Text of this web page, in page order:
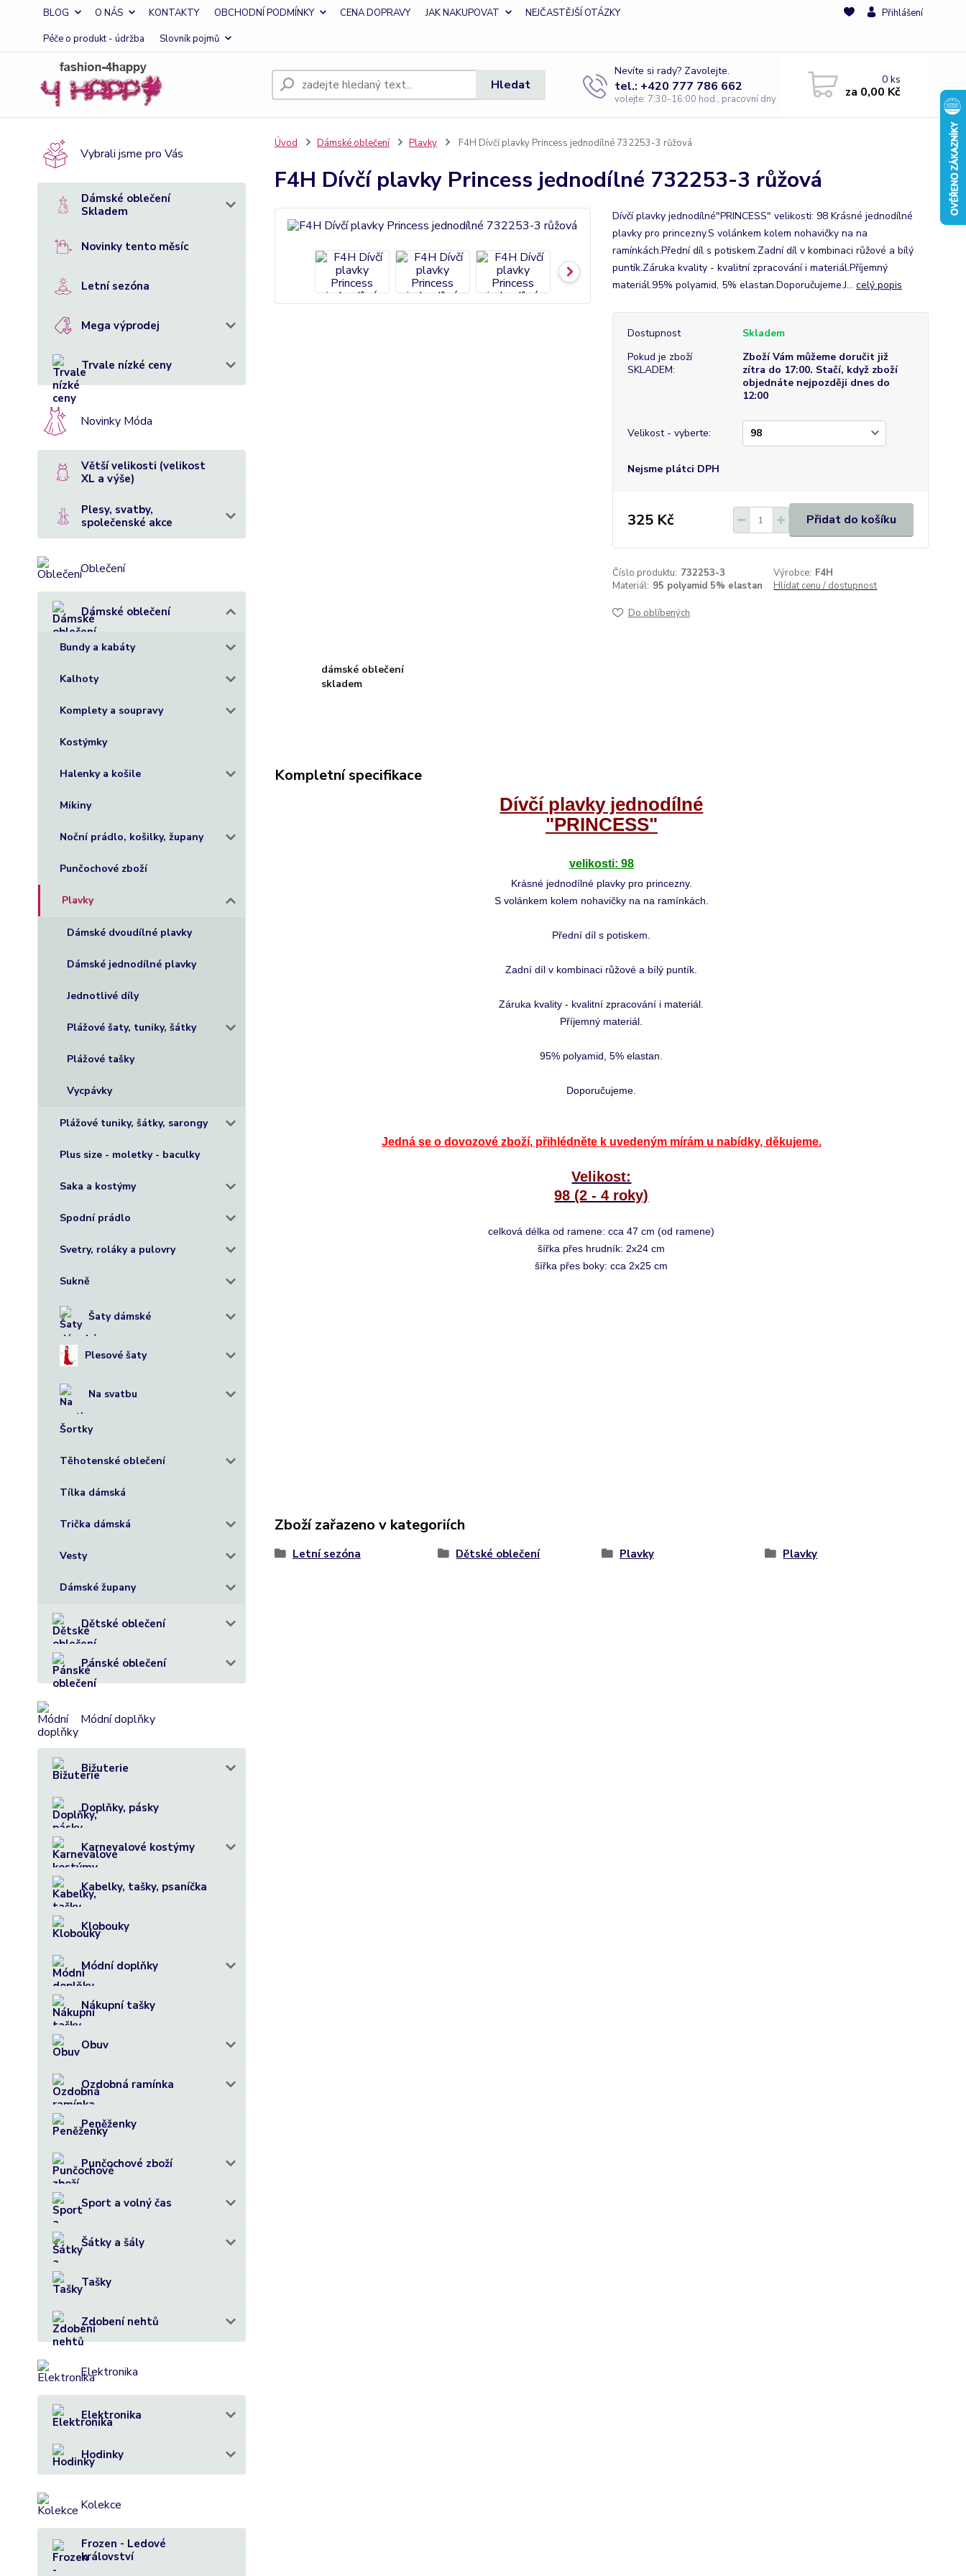
BLOG O NÁS KONTAKTY OBCHODNÍ PODMÍNKY CENA DOPRAVY JAK NAKUPOVAT
NEJČASTĚJŠÍ OTÁZKY
Péče o produkt - údržba
Slovník pojmů
Přihlášení
Hledat
Nevíte si rady? Zavolejte.
tel.: +420 777 786 662
volejte: 7:30-16:00 hod., pracovní dny
0ks
za 0,00 Kč
Vybrali jsme pro Vás
Dámské oblečení
Skladem
Novinky tento měsíc
Letní sezóna
Mega výprodej
Trvale nízké ceny
Novinky Móda
Větší velikosti (velikost
XL a výše)
Plesy, svatby,
společenské akce
Oblečení
Dámské oblečení
Bundy a kabáty
Kalhoty
Komplety a soupravy
Kostýmky
Halenky a košile
Mikiny
Noční prádlo, košilky, župany
Punčochové zboží
Plavky
Dámské dvoudílné plavky
Dámské jednodílné plavky
Jednotlivé díly
Plážové šaty, tuniky, šátky
Plážové tašky
Vycpávky
Plážové tuniky, šátky, sarongy
Plus size - moletky - baculky
Saka a kostýmy
Spodní prádlo
Svetry, roláky a pulovry
Sukně
Šaty dámské
Plesové šaty
Na svatbu
Šortky
Těhotenské oblečení
Tílka dámská
Trička dámská
Vesty
Dámské župany
Dětské oblečení
Pánské oblečení
Módní doplňky
Bižuterie
Doplňky, pásky
Karnevalové kostýmy
Kabelky, tašky, psaníčka
Klobouky
Módní doplňky
Nákupní tašky
Obuv
Ozdobná ramínka
Peněženky
Punčochové zboží
Sport a volný čas
Šátky a šály
Tašky
Zdobení nehtů
Elektronika
Elektronika
Hodinky
Kolekce
Frozen - Ledové
království
Úvod Dámské oblečení Plavky F4H Dívčí plavky Princess jednodílné 732253-3 růžová
F4H Dívčí plavky Princess jednodílné 732253-3 růžová
Dívčí plavky jednodílné"PRINCESS" velikosti: 98 Krásné jednodílné
plavky pro princezny.S volánkem kolem nohavičky na na
ramínkách.Přední díl s potiskem.Zadní díl v kombinaci růžové a bílý
puntík.Záruka kvality - kvalitní zpracování i materiál.Příjemný
materiál.95% polyamid, 5% elastan.Doporučujeme.J... celý popis
Dostupnost
Skladem
Pokud je zboží
SKLADEM:
Zboží Vám můžeme doručit již
zítra do 17:00. Stačí, když zboží
objednáte nejpozději dnes do
12:00
Velikost - vyberte:
Nejsme plátci DPH
325 Kč Přidat do košíku
Číslo produktu: 732253-3 Výrobce: F4H
Materiál: 95 polyamid 5% elastan Hlídat cenu / dostupnost
Do oblíbených
dámské oblečení
skladem
Kompletní specifikace
Dívčí plavky jednodílné
"PRINCESS"
velikosti: 98
Krásné jednodílné plavky pro princezny.
S volánkem kolem nohavičky na na ramínkách.
Přední díl s potiskem.
Zadní díl v kombinaci růžové a bílý puntík.
Záruka kvality - kvalitní zpracování i materiál.
Příjemný materiál.
95% polyamid, 5% elastan.
Doporučujeme.
Jedná se o dovozové zboží, přihlédněte k uvedeným mírám u nabídky, děkujeme.
Velikost:
98 (2 - 4 roky)
celková délka od ramene: cca 47 cm (od ramene)
šířka přes hrudník: 2x24 cm
šířka přes boky: cca 2x25 cm
Zboží zařazeno v kategoriích
Letní sezóna Dětské oblečení Plavky Plavky